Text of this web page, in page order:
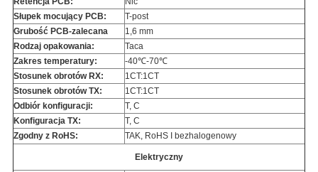
Słupek mocujący PCB:
T-post
Grubość PCB-zalecana
1,6 mm
Rodzaj opakowania:
Taca
Zakres temperatury:
-40℃-70℃
Stosunek obrotów RX:
1CT:1CT
Stosunek obrotów TX:
1CT:1CT
Odbiór konfiguracji:
T, C
Konfiguracja TX:
T, C
Zgodny z RoHS:
TAK, RoHS I bezhalogenowy
Elektryczny